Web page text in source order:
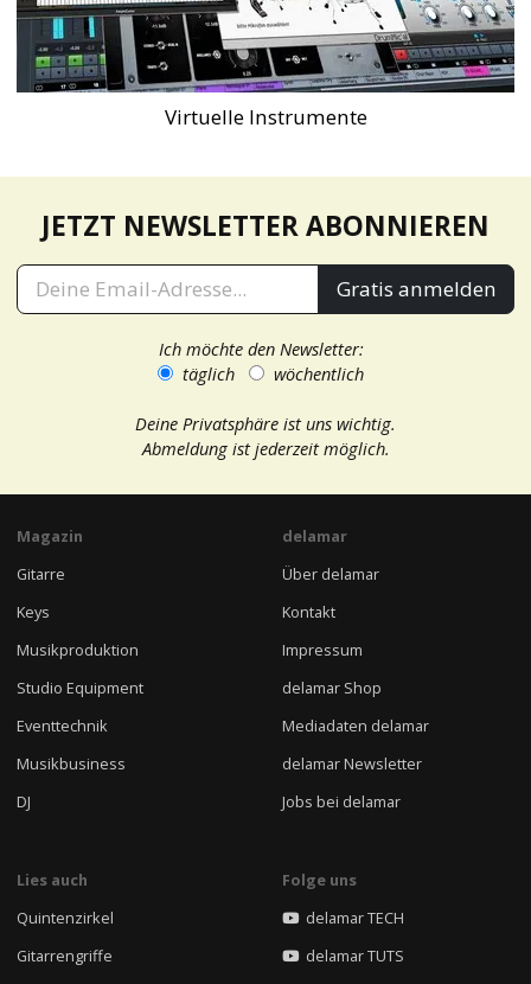
Virtuelle Instrumente
JETZT NEWSLETTER ABONNIEREN
Gratis anmelden
Ich möchte den Newsletter:
täglich
wöchentlich
Deine Privatsphäre ist uns wichtig.
Abmeldung ist jederzeit möglich.
Magazin
Gitarre
Keys
Musikproduktion
Studio Equipment
Eventtechnik
Musikbusiness
DJ
delamar
Über delamar
Kontakt
Impressum
delamar Shop
Mediadaten delamar
delamar Newsletter
Jobs bei delamar
Lies auch
Quintenzirkel
Gitarrengriffe
Folge uns
delamar TECH
delamar TUTS